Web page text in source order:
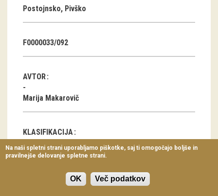
Razstavni projekti
Arhiv razstav
dogodki
Koledar dogodkov
Predavanja
Delavnice
Vodeni ogledi
Postojnsko, Pivško
F0000033/092
AVTOR
Marija Makarovič
KLASIFIKACIJA
Vrata, portal
Na naši spletni strani uporabljamo piškotke, saj ti omogočajo boljše in
pravilnejše delovanje spletne strani.
OK Več podatkov